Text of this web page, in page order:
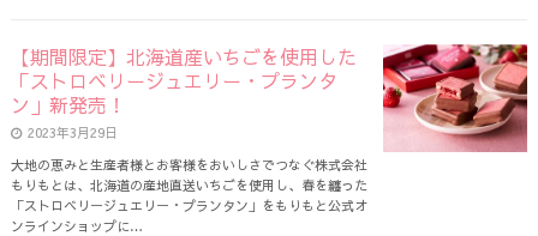
【期間限定】北海道産いちごを使用した
「ストロベリージュエリー・プランタ
ン」新発売！
2023年3月29日
大地の恵みと生産者様とお客様をおいしさでつなぐ株式会社
もりもとは、北海道の産地直送いちごを使用し、春を纏った
「ストロベリージュエリー・プランタン」をもりもと公式オ
ンラインショップに…